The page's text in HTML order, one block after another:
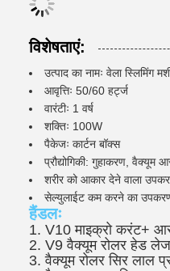
विशेषताएं:
उत्पाद का नामः वेला स्लिमिंग
आवृत्तिः 50/60 हर्ट्ज
वारंटीः 1 वर्ष
शक्तिः 100W
पैकेजः कार्टन बॉक्स
प्रौद्योगिकी: गुहाकरण, वैक्यूम
शरीर को आकार देने वाला
सेल्युलाईट कम करने का
हैंडलः
1. V10 माइक्रो करंट+
2. V9 वैक्यूम रोलर हेड
3. वैक्यूम रोलर सिर लाल